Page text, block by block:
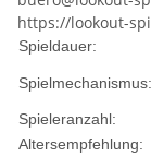
https://lookout-
Spieldauer:
Spielmechanismus:
Spieleranzahl:
Altersempfehlung: